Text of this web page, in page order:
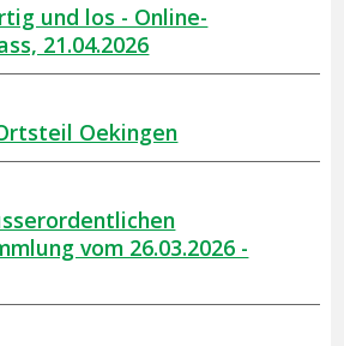
und los - Online-
21.04.2026
Oekingen
vom 26.03.2026 -